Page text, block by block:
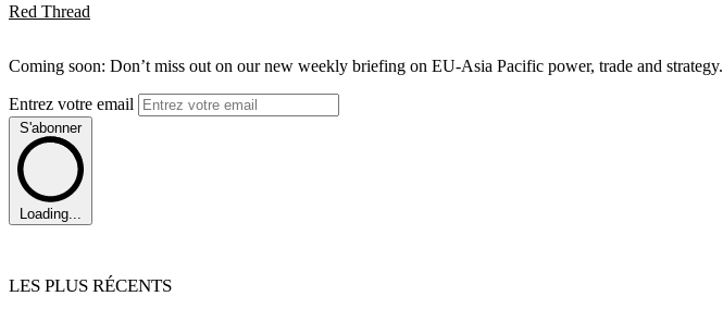
Red Thread
Coming soon: Don’t miss out on our new weekly briefing on EU-Asia Pacific power, trade and strategy.
Entrez votre email
S'abonner
Loading...
LES PLUS RÉCENTS